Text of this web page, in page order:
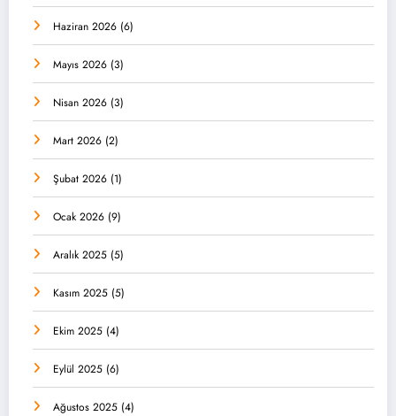
Haziran 2026 (6)
Mayıs 2026 (3)
Nisan 2026 (3)
Mart 2026 (2)
Şubat 2026 (1)
Ocak 2026 (9)
Aralık 2025 (5)
Kasım 2025 (5)
Ekim 2025 (4)
Eylül 2025 (6)
Ağustos 2025 (4)